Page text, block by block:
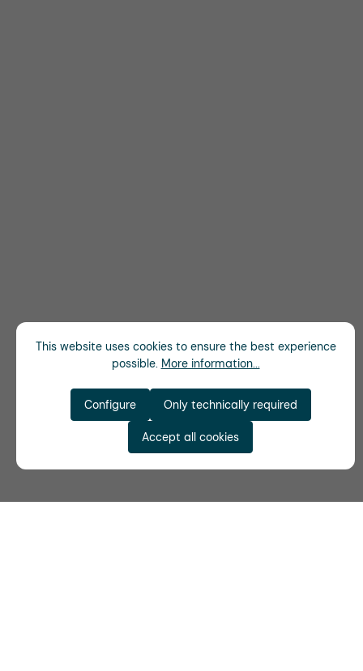
This website uses cookies to ensure the best experience
possible. More information...
Only technically required
Configure
Accept all cookies